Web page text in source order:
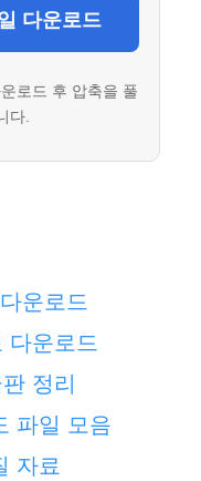
다운로드
로드 후 압축을 풀
다.
운로드
다운로드
정리
파일 모음
자료